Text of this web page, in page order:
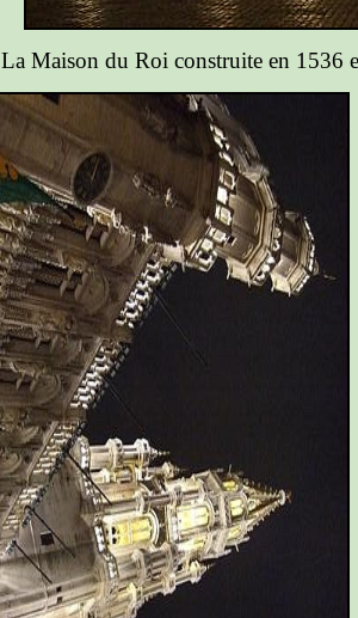
La Maison du Roi construite en 1536